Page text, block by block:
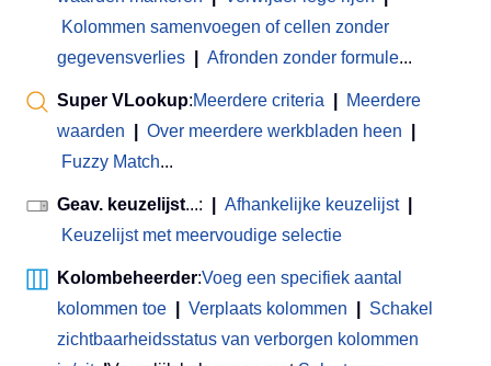
Kolommen samenvoegen of cellen zonder
gegevensverlies
Afronden zonder formule...
Super VLookup:Meerdere criteria
Meerdere
waarden
Over meerdere werkbladen heen
Fuzzy Match...
Geav. keuzelijst...: Afhankelijke keuzelijst
Keuzelijst met meervoudige selectie
Kolombeheerder:Voeg een specifiek aantal
kolommen toe
Verplaats kolommen
Schakel
zichtbaarheidsstatus van verborgen kolommen